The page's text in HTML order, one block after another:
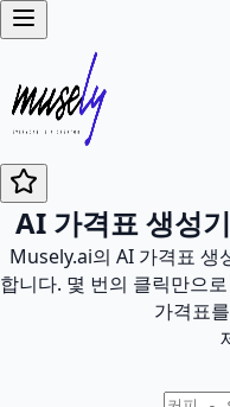
AI 가격표 생성
Musely.ai의 AI 가격표 생
합니다. 몇 번의 클릭만으
가격표